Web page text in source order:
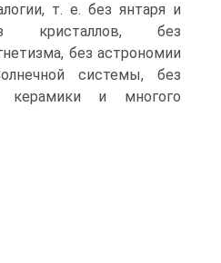
т. е. без янтаря и
кристаллов, без
без астрономии
системы, без
керамики и многого